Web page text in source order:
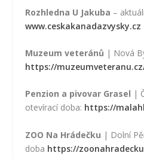
Rozhledna U Jakuba –
www.ceskakanadazvysky.cz
Muzeum veteránů | Nová
https://
Penzion a pivovar Grasel |
otevírací doba: https://
ZOO Na Hrádečku | Dolní
doba https://